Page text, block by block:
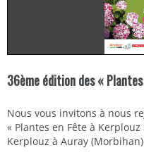
36ème édition des «
Nous vous invitons à nous
« Plantes en Fête à
Kerplouz à Auray